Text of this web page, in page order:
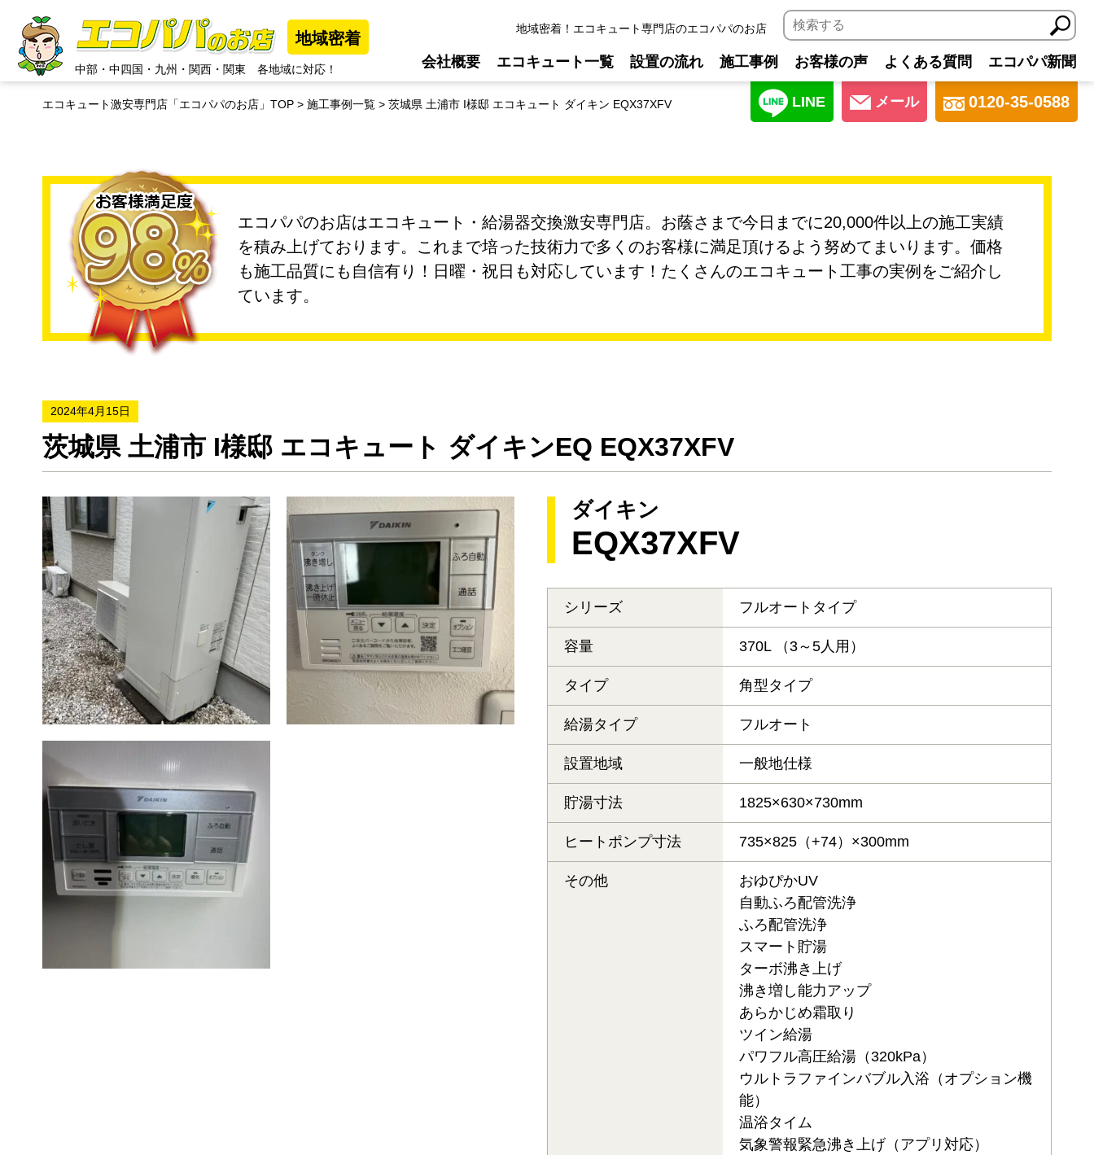
地域密着！エコキュート専門店のエコパパのお店
地域密着
中部 ・ 中四国 ・ 九州 ・ 関西 ・ 関東 各地域に対応！ 会社概要 エコキュート一覧 設置の流れ 施工事例 お客様の声 よくある質問 エコパパ新聞
LINE メール 0120-35-0588
エコキュート激安専門店「エコパパのお店」TOP 施工事例一覧 茨城県 土浦市 I様邸 エコキュート ダイキン EQX37XFV
エコパパのお店はエコキュート・給湯器交換激安専門店。お蔭さまで今日までに20,000件以上の施工実績
を積み上げております。これまで培った技術力で多くのお客様に満足頂けるよう努めてまいります。価格
も施工品質にも自信有り！日曜・祝日も対応しています！たくさんのエコキュート工事の実例をご紹介し
ています。
2024年4月15日
茨城県 土浦市 I様邸 エコキュート ダイキンEQ EQX37XFV
ダイキン
EQX37XFV
シリーズ フルオートタイプ
容量 370L （3～5人用）
タイプ 角型タイプ
給湯タイプ フルオート
設置地域 一般地仕様
貯湯寸法 1825×630×730mm
ヒートポンプ寸法 735×825（+74）×300mm
その他
おゆぴかUV
自動ふろ配管洗浄
ふろ配管洗浄
スマート貯湯
ターボ沸き上げ
沸き増し能力アップ
あらかじめ霜取り
ツイン給湯
パワフル高圧給湯（320kPa）
ウルトラファインバブル入浴（オプション機
能）
温浴タイム
気象警報緊急沸き上げ（アプリ対応）